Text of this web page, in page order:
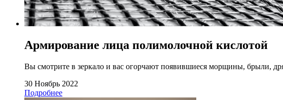
Армирование лица полимолочной кислотой
Вы смотрите в зеркало и вас огорчают появившиеся морщины, брыли,
30 Ноябрь 2022
Подробнее